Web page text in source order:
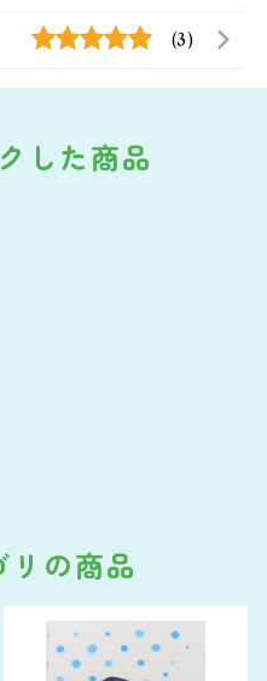
(3)
した商品
リの商品